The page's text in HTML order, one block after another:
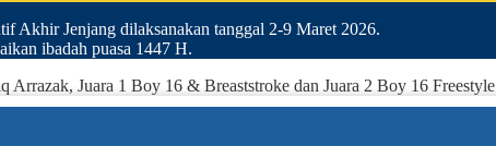
Akhir Jenjang dilaksanakan tanggal 2-9 Maret 2026.
ibadah puasa 1447 H.
Arrazak, Juara 1 Boy 16 & Breaststroke dan Juara 2 Boy 16 Freestyle